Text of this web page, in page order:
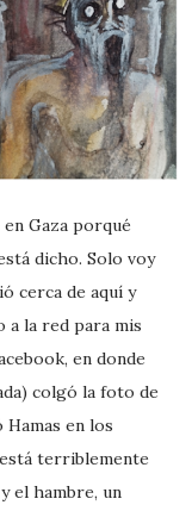
Gaza porqué
dicho. Solo voy
cerca de aquí y
a la red para mis
en donde
colgó la foto de
en los
terriblemente
el hambre, un